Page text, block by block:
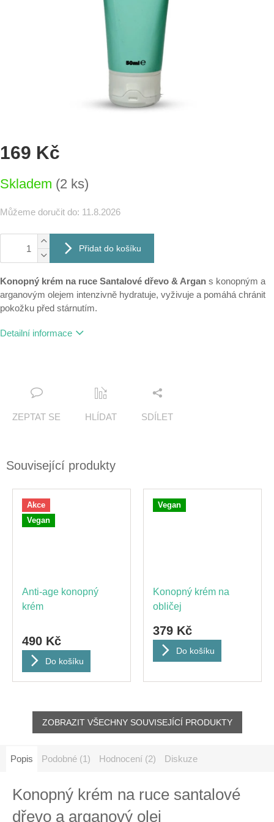
169 Kč
cena:
Skladem (2 ks)
Můžeme doručit do: 11.8.2026
Přidat do košíku
Konopný krém na ruce Santalové dřevo & Argan s konopným a
arganovým olejem intenzivně hydratuje, vyživuje a pomáhá chránit
pokožku před stárnutím.
Detailní informace
ZEPTAT SE HLÍDAT SDÍLET
Související produkty
Akce
Vegan
Anti-age konopný
krém
490 Kč
Do košíku
Vegan
Konopný krém na
obličej
379 Kč
Do košíku
ZOBRAZIT VŠECHNY SOUVISEJÍCÍ PRODUKTY
Popis Podobné (1) Hodnocení (2) Diskuze
Konopný krém na ruce santalové
dřevo a arganový olej